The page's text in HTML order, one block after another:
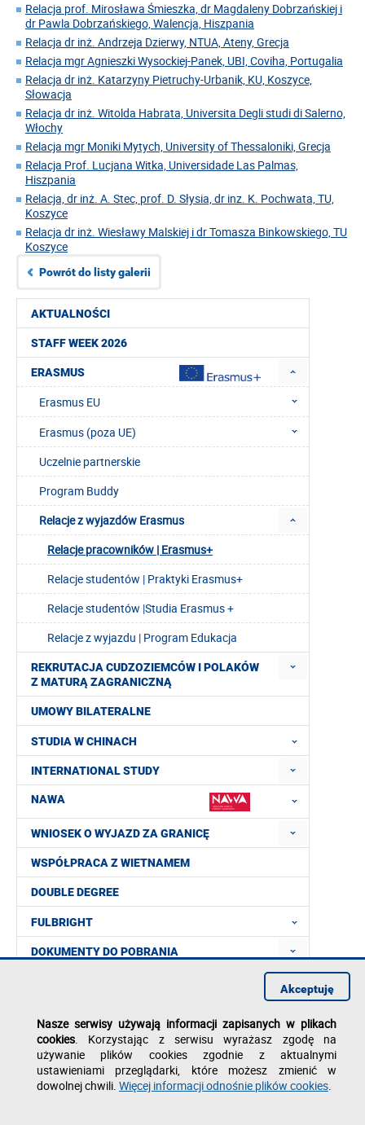
AKTUALNOŚCI
STAFF WEEK 2026
ERASMUS
Erasmus EU
Erasmus (poza UE)
Uczelnie partnerskie
Program Buddy
Relacje z wyjazdów Erasmus
Relacje pracowników | Erasmus+
Relacje studentów | Praktyki Erasmus+
Relacje studentów |Studia Erasmus +
Relacje z wyjazdu | Program Edukacja
REKRUTACJA CUDZOZIEMCÓW I POLAKÓW
Z MATURĄ ZAGRANICZNĄ
UMOWY BILATERALNE
STUDIA W CHINACH
INTERNATIONAL STUDY
NAWA
WNIOSEK O WYJAZD ZA GRANICĘ
WSPÓŁPRACA Z WIETNAMEM
DOUBLE DEGREE
FULBRIGHT
DOKUMENTY DO POBRANIA
Relacja prof. Mirosława Śmieszka, dr Magdaleny Dobrzańskiej i
dr Pawla Dobrzańskiego, Walencja, Hiszpania
Relacja dr inż. Andrzeja Dzierwy, NTUA, Ateny, Grecja
Relacja mgr Agnieszki Wysockiej-Panek, UBI, Coviha, Portugalia
Relacja dr inż. Katarzyny Pietruchy-Urbanik, KU, Koszyce,
Słowacja
Relacja dr inż. Witolda Habrata, Universita Degli studi di Salerno,
Włochy
Relacja mgr Moniki Mytych, University of Thessaloniki, Grecja
Relacja Prof. Lucjana Witka, Universidade Las Palmas,
Hiszpania
Relacja, dr inż. A. Stec, prof. D. Słysia, dr inz. K. Pochwata, TU,
Koszyce
Relacja dr inż. Wiesławy Malskiej i dr Tomasza Binkowskiego, TU
Koszyce
Powrót do listy galerii
Nasze serwisy używają informacji zapisanych w plikach
cookies. Korzystając z serwisu wyrażasz zgodę na
używanie plików cookies zgodnie z aktualnymi
ustawieniami przeglądarki, które możesz zmienić w
dowolnej chwili. Więcej informacji odnośnie plików cookies.
Akceptuję